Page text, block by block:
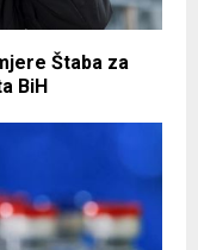
Štaba za
BiH